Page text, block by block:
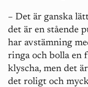
– Det är ganska
det är en stående
har avstämning
ringa och bolla en
klyscha, men det
det roligt och